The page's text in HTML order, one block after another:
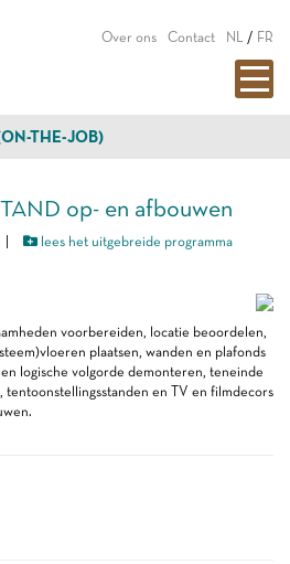
Over ons Contact NL / FR
THE-JOB)
op- en afbouwen
lees het uitgebreide programma
voorbereiden, locatie beoordelen,
plaatsen, wanden en plafonds
logische volgorde demonteren, teneinde
tentoonstellingsstanden en TV en filmdecors